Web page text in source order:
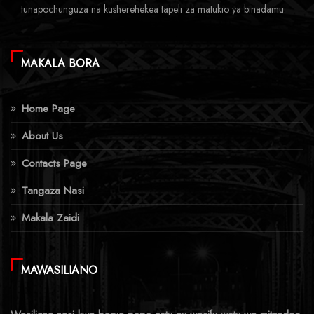
tunapochunguza na kusherehekea tapeli za matukio ya binadamu.
MAKALA BORA
Home Page
About Us
Contacts Page
Tangaza Nasi
Makala Zaidi
MAWASILIANO